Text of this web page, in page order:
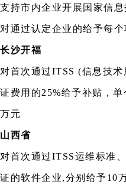
支持市内企业开展国家信
对通过认定企业的给予每
长沙开福
对首次通过ITSS (信息技
证费用的25%给予补贴，
万元
山西省
对首次通过ITSS运维标准
证的软件企业,分别给予10